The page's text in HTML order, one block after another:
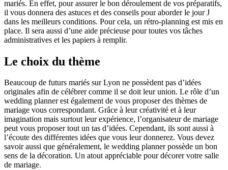
mariés. En effet, pour assurer le bon déroulement de vos préparatifs,
il vous donnera des astuces et des conseils pour aborder le jour J
dans les meilleurs conditions. Pour cela, un rétro-planning est mis en
place. Il sera aussi d’une aide précieuse pour toutes vos tâches
administratives et les papiers à remplir.
Le choix du thème
Beaucoup de futurs mariés sur Lyon ne possèdent pas d’idées
originales afin de célébrer comme il se doit leur union. Le rôle d’un
wedding planner est également de vous proposer des thèmes de
mariage vous correspondant. Grâce à leur créativité et à leur
imagination mais surtout leur expérience, l’organisateur de mariage
peut vous proposer tout un tas d’idées. Cependant, ils sont aussi à
l’écoute des différentes idées que vous leur donnerez. Vous devez
savoir aussi que généralement, le wedding planner possède un bon
sens de la décoration. Un atout appréciable pour décorer votre salle
de mariage.